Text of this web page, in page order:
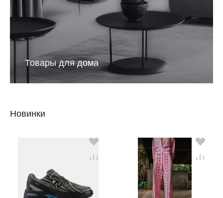
Товары для дома
Новинки